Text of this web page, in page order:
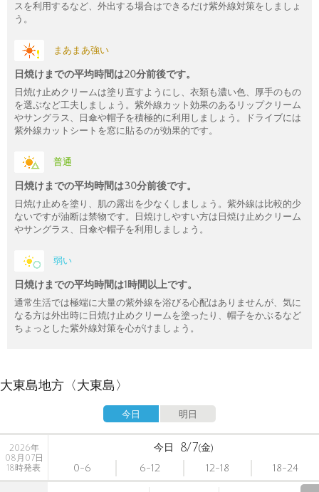
スを利用するなど、外出する場合はできるだけ紫外線対策をしましょ
う。
まあまあ強い
日焼けまでの平均時間は20分前後です。
日焼け止めクリームは塗り直すようにし、衣類も濃い色、厚手のもの
を選ぶなど工夫しましょう。紫外線カット効果のあるリップクリーム
やサングラス、日傘や帽子を積極的に利用しましょう。ドライブには
紫外線カットシートを窓に貼るのが効果的です。
普通
日焼けまでの平均時間は30分前後です。
日焼け止めを塗り、肌の露出を少なくしましょう。紫外線は比較的少
ないですが油断は禁物です。日焼けしやすい方は日焼け止めクリーム
やサングラス、日傘や帽子を利用しましょう。
弱い
日焼けまでの平均時間は1時間以上です。
通常生活では極端に大量の紫外線を浴びる心配はありませんが、気に
なる方は外出時に日焼け止めクリームを塗ったり、帽子をかぶるなど
ちょっとした紫外線対策を心がけましょう。
大東島地方〈大東島〉
今日 明日
2026年
08月07日
18時発表
今日 8/7(金)
0-6
6-12 12-18 18-24